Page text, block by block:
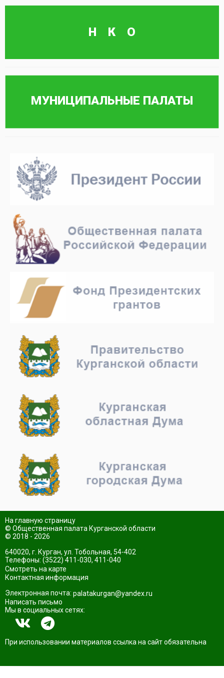
На главную страницу
© Общественная палата Курганской области
© 2018 - 2026
640020, г. Курган, ул. Тобольная, 54-402
Телефоны: (3522) 411-030, 411-040
Смотреть на карте
Контактная информация
Электронная почта: palatakurgan@yandex.ru
Написать письмо
Мы в социальных сетях:
При использовании материалов ссылка на сайт обязательна